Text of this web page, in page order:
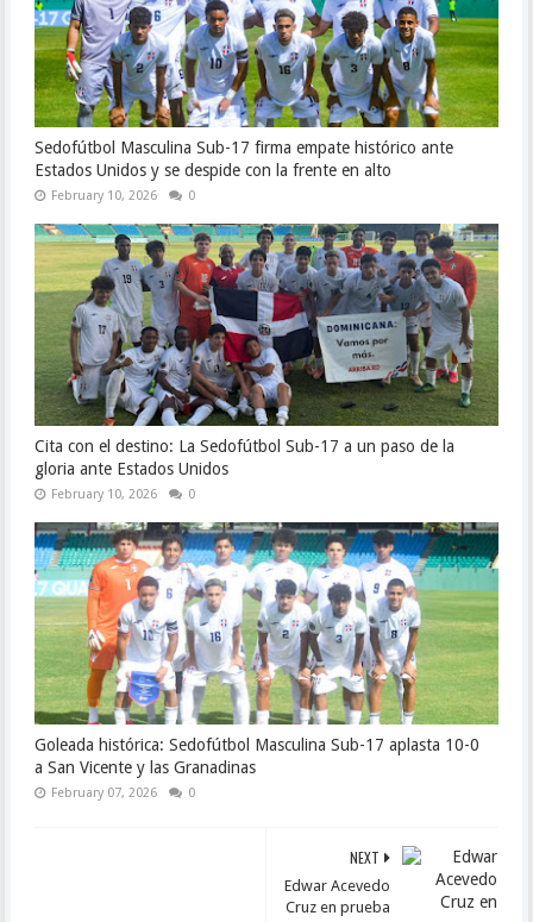
Sedofútbol Masculina Sub-17 firma empate histórico ante
Estados Unidos y se despide con la frente en alto
February 10, 2026 0
Cita con el destino: La Sedofútbol Sub-17 a un paso de la
gloria ante Estados Unidos
February 10, 2026 0
Goleada histórica: Sedofútbol Masculina Sub-17 aplasta 10-0
a San Vicente y las Granadinas
February 07, 2026 0
NEXT
Edwar Acevedo
Cruz en prueba